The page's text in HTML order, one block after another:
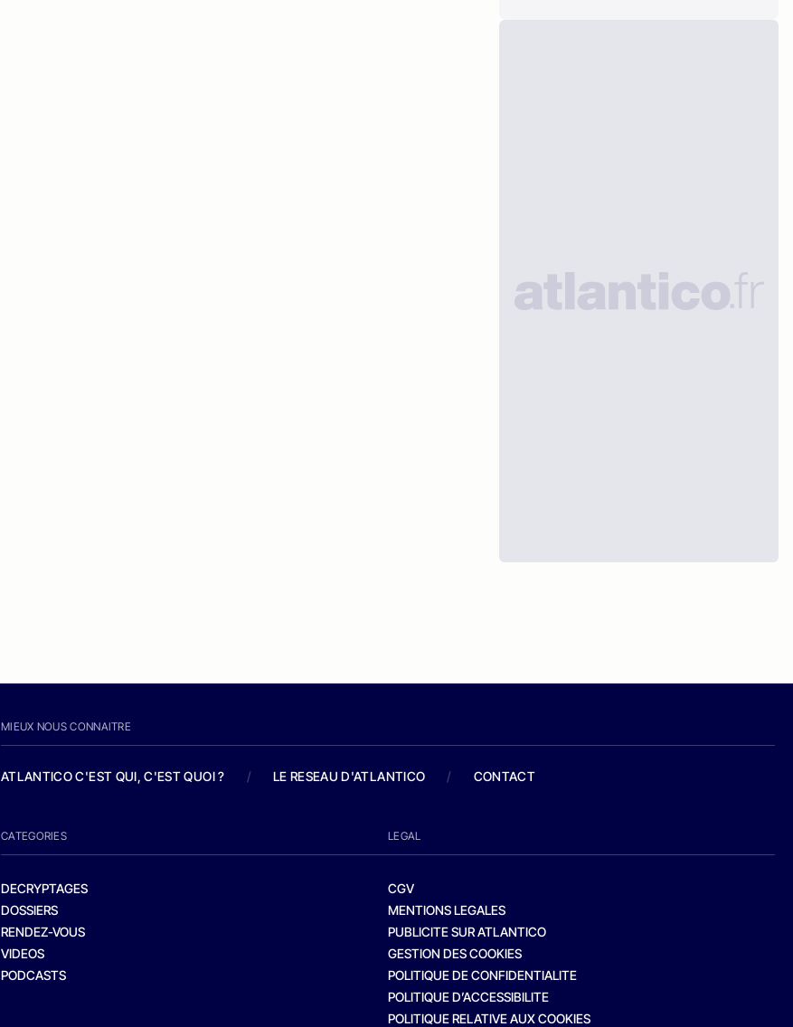
MIEUX NOUS CONNAITRE
ATLANTICO C'EST QUI, C'EST QUOI ? / LE RESEAU D'ATLANTICO / CONTACT
CATEGORIES
DECRYPTAGES
DOSSIERS
RENDEZ-VOUS
VIDEOS
PODCASTS
LEGAL
CGV
MENTIONS LEGALES
PUBLICITE SUR ATLANTICO
GESTION DES COOKIES
POLITIQUE DE CONFIDENTIALITE
POLITIQUE D’ACCESSIBILITE
POLITIQUE RELATIVE AUX COOKIES